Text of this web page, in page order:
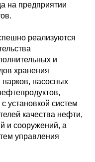
на предприятии
реализуются
и
хранения
насосных
установкой систем
качества нефти,
и сооружений, а
управления